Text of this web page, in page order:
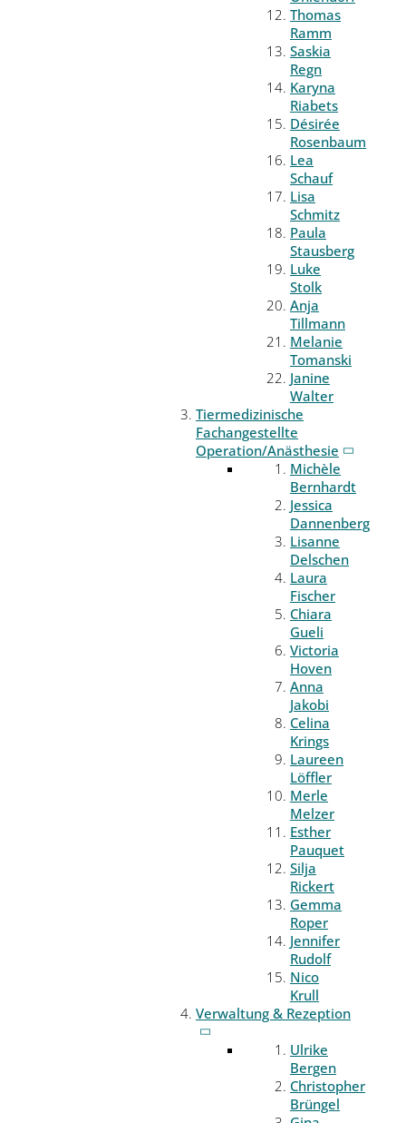
Thomas
Ramm
Saskia
Regn
Karyna
Riabets
Désirée
Rosenbaum
Lea
Schauf
Lisa
Schmitz
Paula
Stausberg
Luke
Stolk
Anja
Tillmann
Melanie
Tomanski
Janine
Walter
Tiermedizinische
Fachangestellte
Operation/Anästhesie
Michèle
Bernhardt
Jessica
Dannenberg
Lisanne
Delschen
Laura
Fischer
Chiara
Gueli
Victoria
Hoven
Anna
Jakobi
Celina
Krings
Laureen
Löffler
Merle
Melzer
Esther
Pauquet
Silja
Rickert
Gemma
Roper
Jennifer
Rudolf
Nico
Krull
Verwaltung & Rezeption
Ulrike
Bergen
Christopher
Brüngel